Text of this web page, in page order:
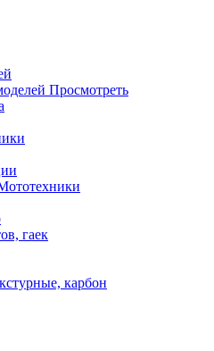
Просмотреть
гаек
карбон